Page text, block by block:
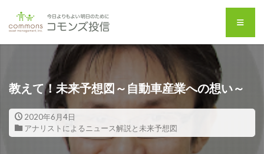
教えて！未来予想図～自動車産業への想い～
2020年6月4日
アナリストによるニュース解説と未来予想図